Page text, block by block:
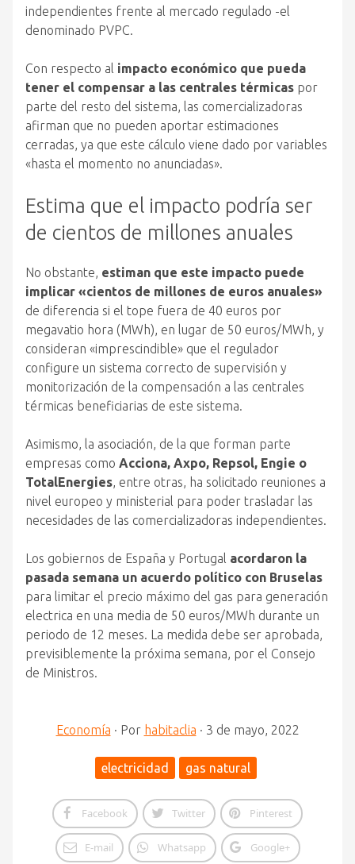
independientes frente al mercado regulado -el
denominado PVPC.
Con respecto al impacto económico que pueda
tener el compensar a las centrales térmicas por
parte del resto del sistema, las comercializadoras
afirman que no pueden aportar estimaciones
cerradas, ya que este cálculo viene dado por variables
«hasta el momento no anunciadas».
Estima que el impacto podría ser
de cientos de millones anuales
No obstante, estiman que este impacto puede
implicar «cientos de millones de euros anuales»
de diferencia si el tope fuera de 40 euros por
megavatio hora (MWh), en lugar de 50 euros/MWh, y
consideran «imprescindible» que el regulador
configure un sistema correcto de supervisión y
monitorización de la compensación a las centrales
térmicas beneficiarias de este sistema.
Asimismo, la asociación, de la que forman parte
empresas como Acciona, Axpo, Repsol, Engie o
TotalEnergies, entre otras, ha solicitado reuniones a
nivel europeo y ministerial para poder trasladar las
necesidades de las comercializadoras independientes.
Los gobiernos de España y Portugal acordaron la
pasada semana un acuerdo político con Bruselas
para limitar el precio máximo del gas para generación
electrica en una media de 50 euros/MWh durante un
periodo de 12 meses. La medida debe ser aprobada,
previsiblemente la próxima semana, por el Consejo
de Ministros.
Economía · Por habitaclia · 3 de mayo, 2022
electricidad gas natural
Facebook Twitter Pinterest
E-mail Whatsapp Google+